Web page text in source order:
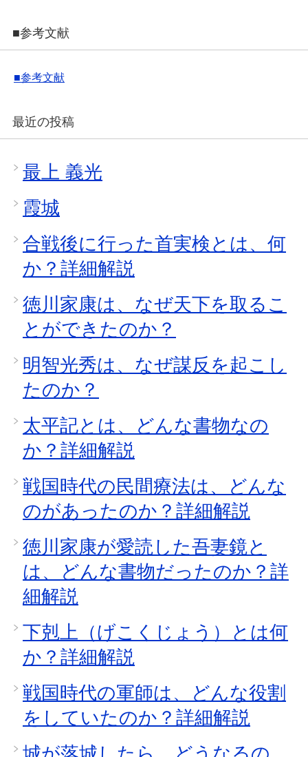
■参考文献
■参考文献
最近の投稿
最上 義光
霞城
合戦後に行った首実検とは、何
か？詳細解説
徳川家康は、なぜ天下を取るこ
とができたのか？
明智光秀は、なぜ謀反を起こし
たのか？
太平記とは、どんな書物なの
か？詳細解説
戦国時代の民間療法は、どんな
のがあったのか？詳細解説
徳川家康が愛読した吾妻鏡と
は、どんな書物だったのか？詳
細解説
下剋上（げこくじょう）とは何
か？詳細解説
戦国時代の軍師は、どんな役割
をしていたのか？詳細解説